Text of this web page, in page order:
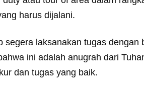
harus dijalani.
segera laksanakan tugas dengan
ini adalah anugrah dari
dan tugas yang baik.